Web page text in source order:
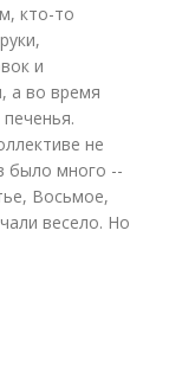
кто-то
и
а во время
не
было много --
Восьмое,
весело. Но